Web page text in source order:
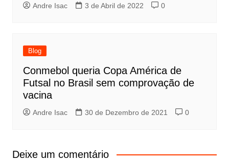
Andre Isac 3 de Abril de 2022 0
Blog
Conmebol queria Copa América de
Futsal no Brasil sem comprovação de
vacina
Andre Isac 30 de Dezembro de 2021 0
Deixe um comentário